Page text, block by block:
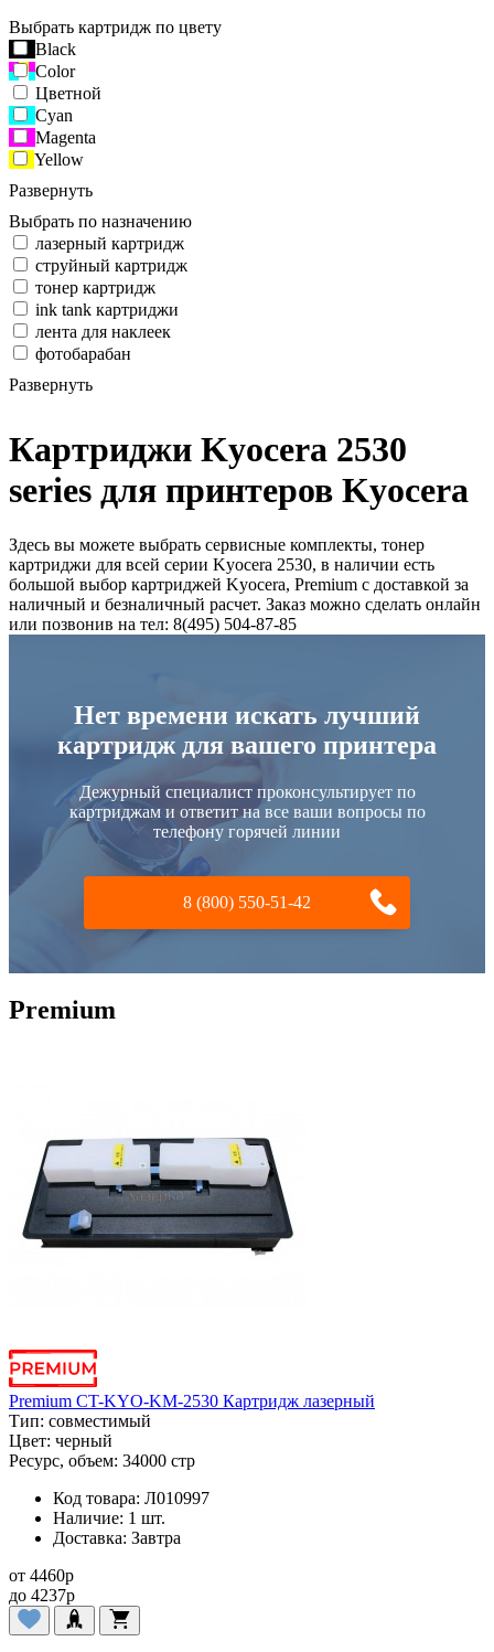
Выбрать картридж по цвету
Black
Color
Цветной
Cyan
Magenta
Yellow
Развернуть
Выбрать по назначению
лазерный картридж
струйный картридж
тонер картридж
ink tank картриджи
лента для наклеек
фотобарабан
Развернуть
Картриджи Kyocera 2530
series для принтеров Kyocera
Здесь вы можете выбрать сервисные комплекты, тонер
картриджи для всей серии Kyocera 2530, в наличии есть
большой выбор картриджей Kyocera, Premium с доставкой за
наличный и безналичный расчет. Заказ можно сделать онлайн
или позвонив на тел: 8(495) 504-87-85
Нет времени искать лучший
картридж для вашего принтера
Дежурный специалист проконсультирует по
картриджам и ответит на все ваши вопросы по
телефону горячей линии
8 (800) 550-51-42
Premium
Premium CT-KYO-KM-2530 Картридж лазерный
Тип: совместимый
Цвет: черный
Ресурс, объем: 34000 стр
Код товара: Л010997
Наличие: 1 шт.
Доставка: Завтра
от 4460p
до 4237p